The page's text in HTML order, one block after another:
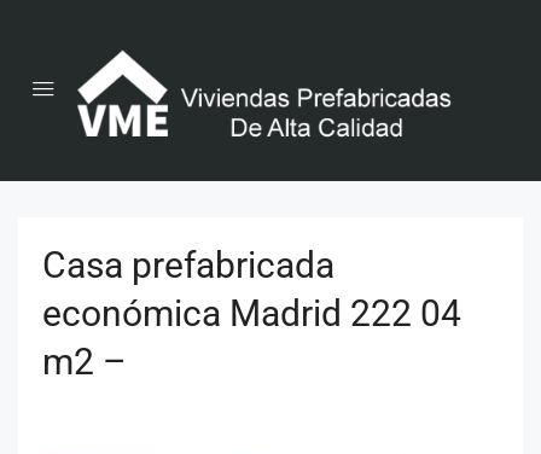
Casa prefabricada
económica Madrid 222 04
m2 –